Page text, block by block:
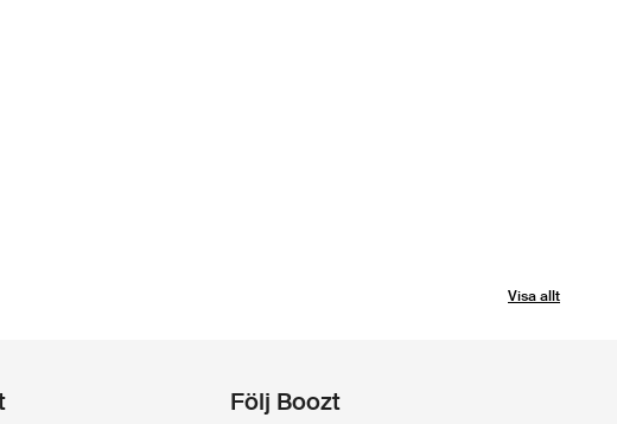
Visa allt
Följ Boozt